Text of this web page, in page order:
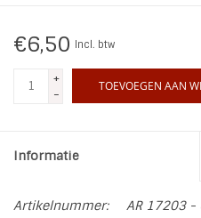
€6,50 Incl. btw
+
-
TOEVOEGEN AAN
Informatie
Artikelnummer:
AR 17203 -